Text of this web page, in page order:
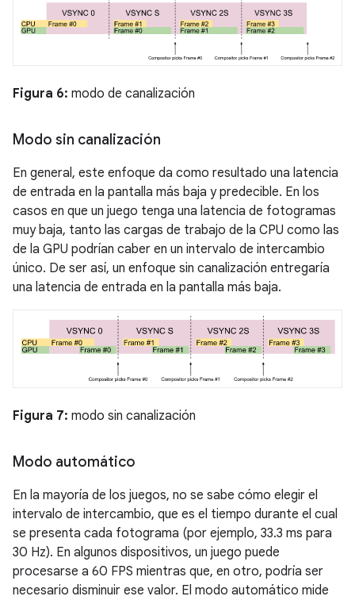
Figura 6: modo de canalización
Modo sin canalización
En general, este enfoque da como resultado una latencia
de entrada en la pantalla más baja y predecible. En los
casos en que un juego tenga una latencia de fotogramas
muy baja, tanto las cargas de trabajo de la CPU como las
de la GPU podrían caber en un intervalo de intercambio
único. De ser así, un enfoque sin canalización entregaría
una latencia de entrada en la pantalla más baja.
Figura 7: modo sin canalización
Modo automático
En la mayoría de los juegos, no se sabe cómo elegir el
intervalo de intercambio, que es el tiempo durante el cual
se presenta cada fotograma (por ejemplo, 33.3 ms para
30 Hz). En algunos dispositivos, un juego puede
procesarse a 60 FPS mientras que, en otro, podría ser
necesario disminuir ese valor. El modo automático mide